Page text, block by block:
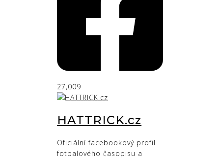
27,009
HATTRICK.cz
Oficiální facebookový profil
fotbalového časopisu a